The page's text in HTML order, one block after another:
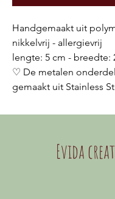
Handgemaakt uit
nikkelvrij - allergievrij
lengte: 5 cm - breedte:
♡ De metalen
gemaakt uit Stainless
Evida